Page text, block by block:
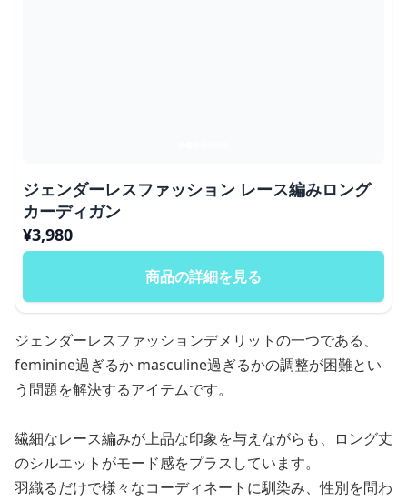
ジェンダーレスファッション レース編みロング
カーディガン
¥3,980
商品の詳細を見る
ジェンダーレスファッションデメリットの一つである、
feminine過ぎるか masculine過ぎるかの調整が困難とい
う問題を解決するアイテムです。
繊細なレース編みが上品な印象を与えながらも、ロング丈
のシルエットがモード感をプラスしています。
羽織るだけで様々なコーディネートに馴染み、性別を問わ